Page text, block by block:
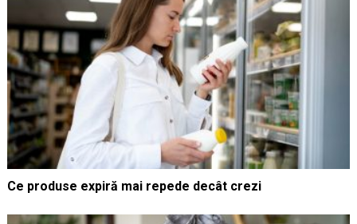
Ce produse expiră mai repede decât crezi